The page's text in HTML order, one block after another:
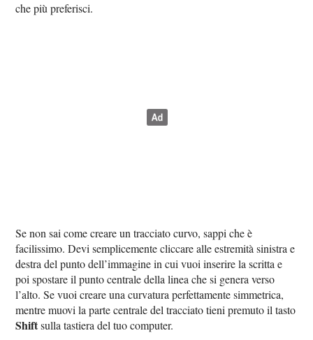
che più preferisci.
Se non sai come creare un tracciato curvo, sappi che è
facilissimo. Devi semplicemente cliccare alle estremità sinistra e
destra del punto dell’immagine in cui vuoi inserire la scritta e
poi spostare il punto centrale della linea che si genera verso
l’alto. Se vuoi creare una curvatura perfettamente simmetrica,
mentre muovi la parte centrale del tracciato tieni premuto il tasto
Shiftsulla tastiera del tuo computer.